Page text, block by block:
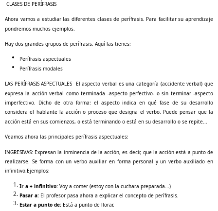
CLASES DE PERÍFRASIS
Ahora vamos a estudiar las diferentes clases de perífrasis. Para facilitar su aprendizaje
pondremos muchos ejemplos.
Hay dos grandes grupos de perífrasis. Aquí las tienes:
Perífrasis aspectuales
Perífrasis modales
LAS PERÍFRASIS ASPECTUALES El aspecto verbal es una categoría (accidente verbal) que
expresa la acción verbal como terminada -aspecto perfectivo- o sin terminar -aspecto
imperfectivo. Dicho de otra forma: el aspecto indica en qué fase de su desarrollo
considera el hablante la acción o proceso que designa el verbo. Puede pensar que la
acción está en sus comienzos, o está terminando o está en su desarrollo o se repite...
Veamos ahora las principales perífrasis aspectuales:
INGRESIVAS: Expresan la inminencia de la acción, es decir, que la acción está a punto de
realizarse. Se forma con un verbo auxiliar en forma personal y un verbo auxiliado en
infinitivo.Ejemplos:
Ir a + infinitivo: Voy a comer (estoy con la cuchara preparada...)
Pasar a: El profesor pasa ahora a explicar el concepto de perífrasis.
Estar a punto de: Está a punto de llorar.